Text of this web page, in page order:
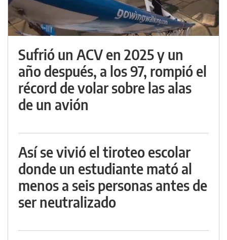
Sufrió un ACV en 2025 y un
año después, a los 97, rompió el
récord de volar sobre las alas
de un avión
Así se vivió el tiroteo escolar
donde un estudiante mató al
menos a seis personas antes de
ser neutralizado